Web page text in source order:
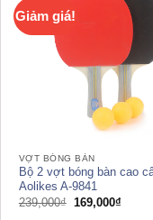
Giảm giá!
VỢT BÓNG BÀN
Bộ 2 vợt bóng bàn cao
Aolikes A-9841
239,000₫ Giá
169,000₫Giá